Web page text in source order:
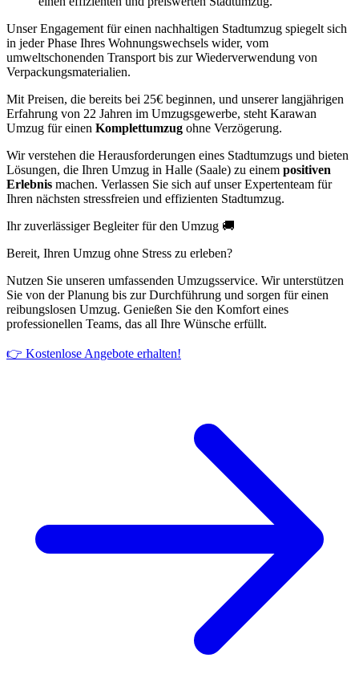
Unser Engagement für einen nachhaltigen Stadtumzug spiegelt sich
in jeder Phase Ihres Wohnungswechsels wider, vom
umweltschonenden Transport bis zur Wiederverwendung von
Verpackungsmaterialien.
Mit Preisen, die bereits bei 25€ beginnen, und unserer langjährigen
Erfahrung von 22 Jahren im Umzugsgewerbe, steht Karawan
Umzug für einen Komplettumzug ohne Verzögerung.
Wir verstehen die Herausforderungen eines Stadtumzugs und bieten
Lösungen, die Ihren Umzug in Halle (Saale) zu einem positiven
Erlebnis machen. Verlassen Sie sich auf unser Expertenteam für
Ihren nächsten stressfreien und effizienten Stadtumzug.
Ihr zuverlässiger Begleiter für den Umzug 🚚
Bereit, Ihren Umzug ohne Stress zu erleben?
Nutzen Sie unseren umfassenden Umzugsservice. Wir unterstützen
Sie von der Planung bis zur Durchführung und sorgen für einen
reibungslosen Umzug. Genießen Sie den Komfort eines
professionellen Teams, das all Ihre Wünsche erfüllt.
👉 Kostenlose Angebote erhalten!